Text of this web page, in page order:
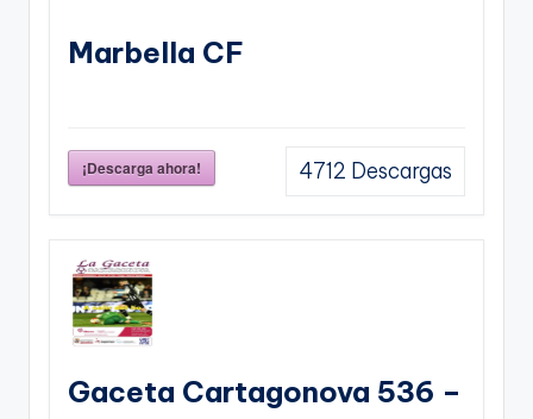
Marbella CF
¡Descarga ahora! 4712 Descargas
Gaceta Cartagonova 536 –